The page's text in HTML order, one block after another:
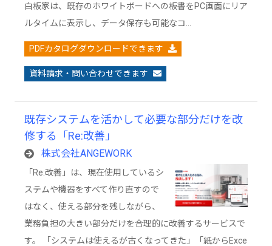
白板家は、既存のホワイトボードへの板書をPC画面にリア
ルタイムに表示し、データ保存も可能なコ…
PDFカタログダウンロードできます
資料請求・問い合わせできます
既存システムを活かして必要な部分だけを改
修する「Re:改善」
株式会社ANGEWORK
「Re:改善」は、現在使用しているシ
ステムや機器をすべて作り直すので
はなく、使える部分を残しながら、
業務負担の大きい部分だけを合理的に改善するサービスで
す。 「システムは使えるが古くなってきた」「紙からExce